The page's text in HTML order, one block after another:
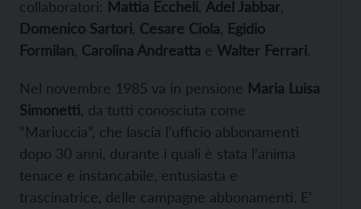
collaboratori: Mattia Eccheli Adel Jabbar
Domenico Sartori Cesare Ciola Egidio
Formilan Carolina Andreatta e Walter Ferrari.
Nel novembre 1985 va in pensione Maria Luisa
Simonetti , da tutti conosciuta come
“Mariuccia”, che lascia l’ufficio abbonamenti
dopo 30 anni, durante i quali è stata l’anima
tenace e instancabile, entusiasta e
trascinatrice, delle campagne abbonamenti. E’